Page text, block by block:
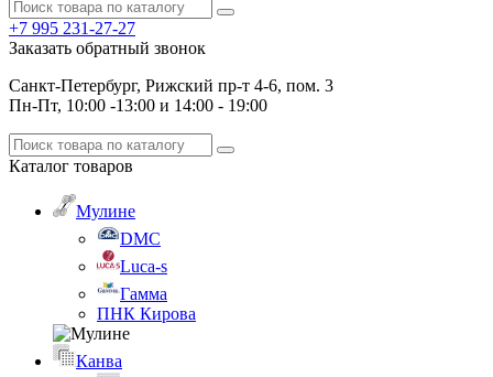
+7 995 231-27-27
Заказать обратный звонок
Санкт-Петербург, Рижский пр-т 4-6, пом. 3
Пн-Пт, 10:00 -13:00 и 14:00 - 19:00
Каталог товаров
Мулине
DMC
Luca-s
Гамма
ПНК Кирова
Канва